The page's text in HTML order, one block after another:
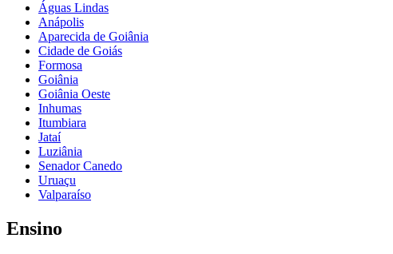
Águas Lindas
Anápolis
Aparecida de Goiânia
Cidade de Goiás
Formosa
Goiânia
Goiânia Oeste
Inhumas
Itumbiara
Jataí
Luziânia
Senador Canedo
Uruaçu
Valparaíso
Ensino